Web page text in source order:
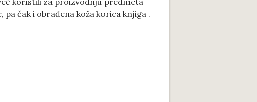
pa čak i obrađena koža korica knjiga .